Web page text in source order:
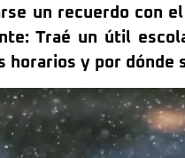
un recuerdo con
Traé un útil
horarios y por dónde